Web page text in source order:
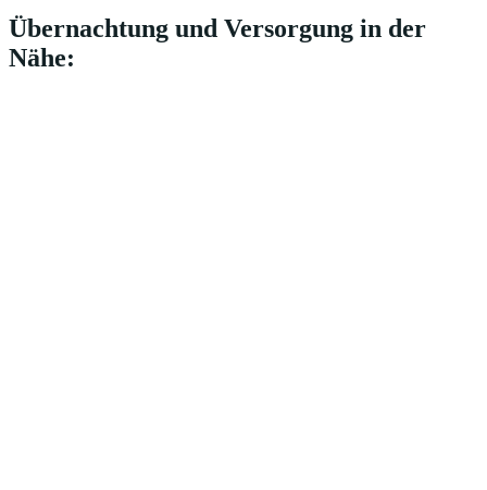
Übernachtung und Versorgung in der
Nähe: